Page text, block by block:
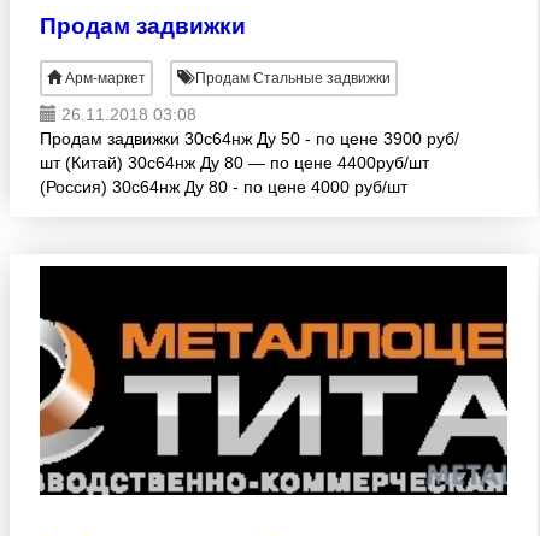
Продам задвижки
Арм-маркет Продам Стальные задвижки
26.11.2018 03:08
Продам задвижки 30с64нж Ду 50 - по цене 3900 руб/
шт (Китай) 30с64нж Ду 80 — по цене 4400руб/шт
(Россия) 30с64нж Ду 80 - по цене 4000 руб/шт